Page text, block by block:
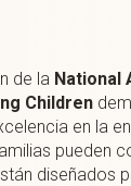
de la National
Children
en la
pueden
diseñados